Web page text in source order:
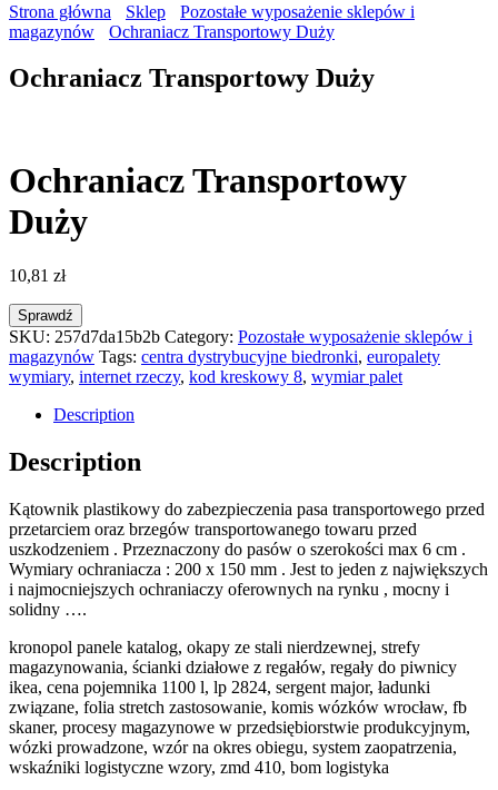
Strona główna Sklep
Pozostałe wyposażenie sklepów i
magazynów
Ochraniacz Transportowy Duży
Ochraniacz Transportowy Duży
Ochraniacz Transportowy
Duży
10,81 zł
Sprawdź
SKU: 257d7da15b2b Category: Pozostałe wyposażenie sklepów i
magazynów Tags: centra dystrybucyjne biedronki, europalety
wymiary, internet rzeczy, kod kreskowy 8, wymiar palet
Description
Description
Kątownik plastikowy do zabezpieczenia pasa transportowego przed
przetarciem oraz brzegów transportowanego towaru przed
uszkodzeniem . Przeznaczony do pasów o szerokości max 6 cm .
Wymiary ochraniacza : 200 x 150 mm . Jest to jeden z największych
i najmocniejszych ochraniaczy oferownych na rynku , mocny i
solidny ….
kronopol panele katalog, okapy ze stali nierdzewnej, strefy
magazynowania, ścianki działowe z regałów, regały do piwnicy
ikea, cena pojemnika 1100 l, lp 2824, sergent major, ładunki
związane, folia stretch zastosowanie, komis wózków wrocław, fb
skaner, procesy magazynowe w przedsiębiorstwie produkcyjnym,
wózki prowadzone, wzór na okres obiegu, system zaopatrzenia,
wskaźniki logistyczne wzory, zmd 410, bom logistyka